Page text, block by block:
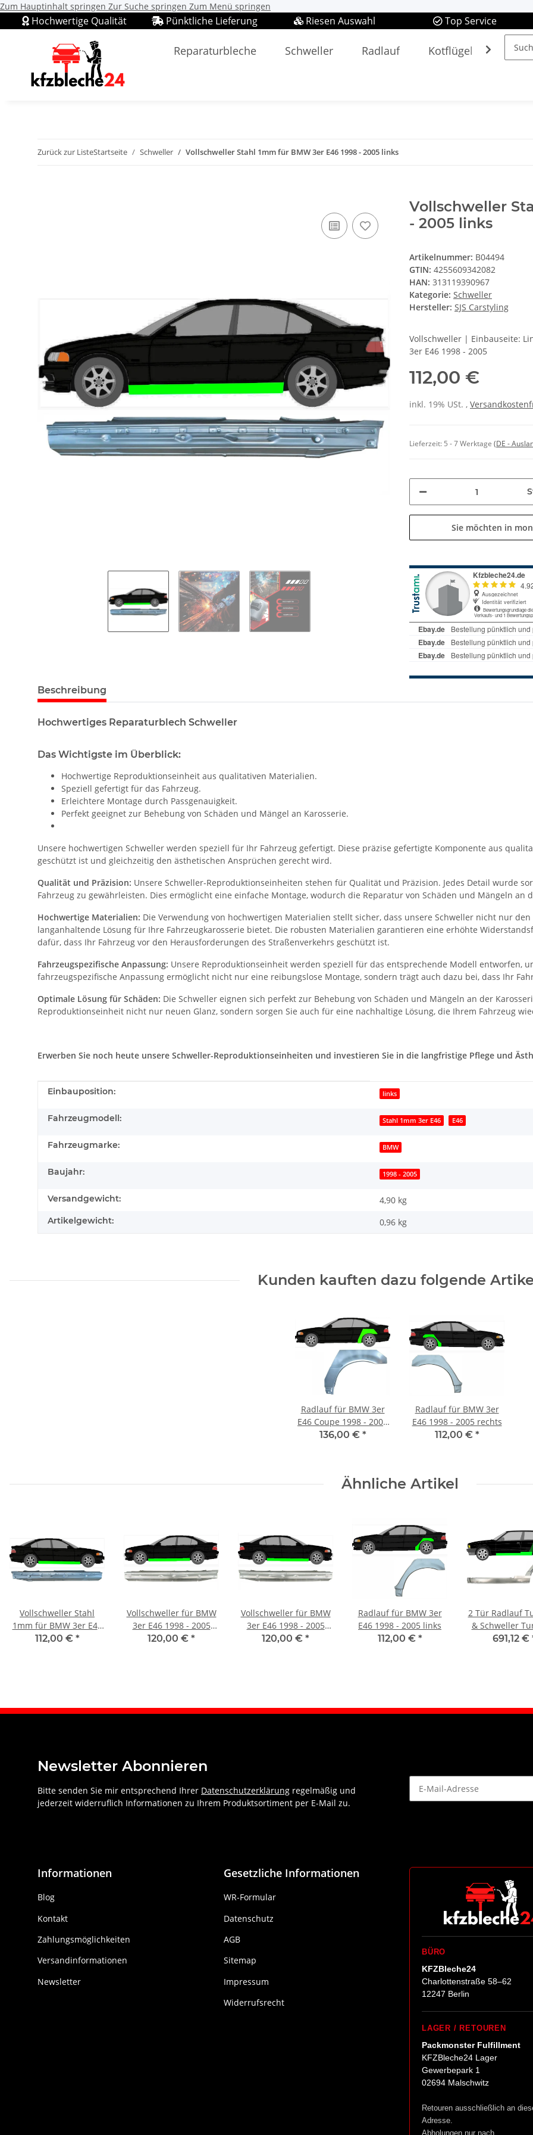
Zum Hauptinhalt springen Zur Suche springen Zum Menü springen
Top Service
Riesen Auswahl
Pünktliche Lieferung
Hochwertige Qualität
Reparaturbleche Schweller Radlauf Kotflügel
Zurück zur ListeStartseite Schweller Vollschweller Stahl 1mm für BMW 3er E46 1998 - 2005 links
Vollschweller
- 2005 links
Artikelnummer: B04494
GTIN: 4255609342082
HAN: 313119390967
Kategorie: Schweller
Hersteller: SJS Carstyling
Vollschweller | Einbauseite:
3er E46 1998 - 2005
112,00 €
inkl. 19% USt. ,
Lieferzeit: 5 - 7 Werktage (DE -
Sie möchten in
Beschreibung
Hochwertiges Reparaturblech Schweller
Das Wichtigste im Überblick:
Hochwertige Reproduktionseinheit aus qualitativen Materialien.
Speziell gefertigt für das Fahrzeug.
Erleichtere Montage durch Passgenauigkeit.
Perfekt geeignet zur Behebung von Schäden und Mängel an Karosserie.
Unsere hochwertigen Schweller werden speziell für Ihr Fahrzeug gefertigt. Diese präzise gefertigte Komponente aus
geschützt ist und gleichzeitig den ästhetischen Ansprüchen gerecht wird.
Qualität und Präzision: Unsere Schweller-Reproduktionseinheiten stehen für Qualität und Präzision. Jedes Detail wurde
Fahrzeug zu gewährleisten. Dies ermöglicht eine einfache Montage, wodurch die Reparatur von Schäden und Mängeln an
Hochwertige Materialien: Die Verwendung von hochwertigen Materialien stellt sicher, dass unsere Schweller nicht nur
langanhaltende Lösung für Ihre Fahrzeugkarosserie bietet. Die robusten Materialien garantieren eine erhöhte
dafür, dass Ihr Fahrzeug vor den Herausforderungen des Straßenverkehrs geschützt ist.
Fahrzeugspezifische Anpassung: Unsere Reproduktionseinheit werden speziell für das entsprechende Modell entworfen,
fahrzeugspezifische Anpassung ermöglicht nicht nur eine reibungslose Montage, sondern trägt auch dazu bei, dass Ihr
Optimale Lösung für Schäden: Die Schweller eignen sich perfekt zur Behebung von Schäden und Mängeln an der
Reproduktionseinheit nicht nur neuen Glanz, sondern sorgen Sie auch für eine nachhaltige Lösung, die Ihrem Fahrzeug
Erwerben Sie noch heute unsere Schweller-Reproduktionseinheiten und investieren Sie in die langfristige Pflege und
Produkteigenschaft
Wert
Einbauposition: links
Fahrzeugmodell: Stahl 1mm 3er E46 E46
Fahrzeugmarke: BMW
Baujahr: 1998 - 2005
Versandgewicht: 4,90 kg
Artikelgewicht: 0,96 kg
Kunden kauften dazu folgende
Radlauf für BMW 3er
E46 Coupe 1998 - 2008
links
136,00 € *
Radlauf für BMW 3er
E46 1998 - 2005 rechts
112,00 € *
Ähnliche Artikel
Vollschweller Stahl
1mm für BMW 3er E46
1998 - 2005 rechts
112,00 € *
Vollschweller für BMW
3er E46 1998 - 2005
links
120,00 € *
Vollschweller für BMW
3er E46 1998 - 2005
rechts
120,00 € *
Radlauf für BMW 3er
E46 1998 - 2005 links
112,00 € *
2 Tür Radlauf
& Schweller
für Bmw 3
691,12 €
Newsletter Abonnieren
Bitte senden Sie mir entsprechend Ihrer Datenschutzerklärung regelmäßig und
jederzeit widerruflich Informationen zu Ihrem Produktsortiment per E-Mail zu.
Informationen
Blog
Kontakt
Zahlungsmöglichkeiten
Versandinformationen
Newsletter
Gesetzliche Informationen
WR-Formular
Datenschutz
AGB
Sitemap
Impressum
Widerrufsrecht
BÜRO
KFZBleche24
Charlottenstraße 58–62
12247 Berlin
LAGER / RETOUREN
Packmonster Fulfillment
KFZBleche24 Lager
Gewerbepark 1
02694 Malschwitz
Retouren ausschließlich an
Adresse.
Abholungen nur nach